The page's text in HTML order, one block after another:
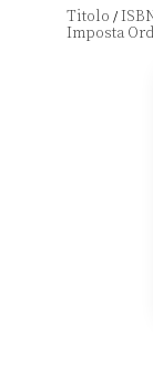
Titolo /